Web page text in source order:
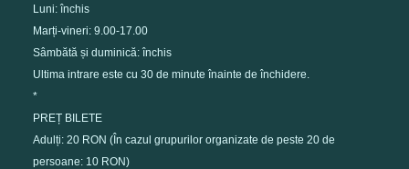
Luni: închis
Marți-vineri: 9.00-17.00
Sâmbătă și duminică: închis
Ultima intrare este cu 30 de minute înainte de închidere.
*
PREȚ BILETE
Adulți: 20 RON (În cazul grupurilor organizate de peste 20 de
persoane: 10 RON)